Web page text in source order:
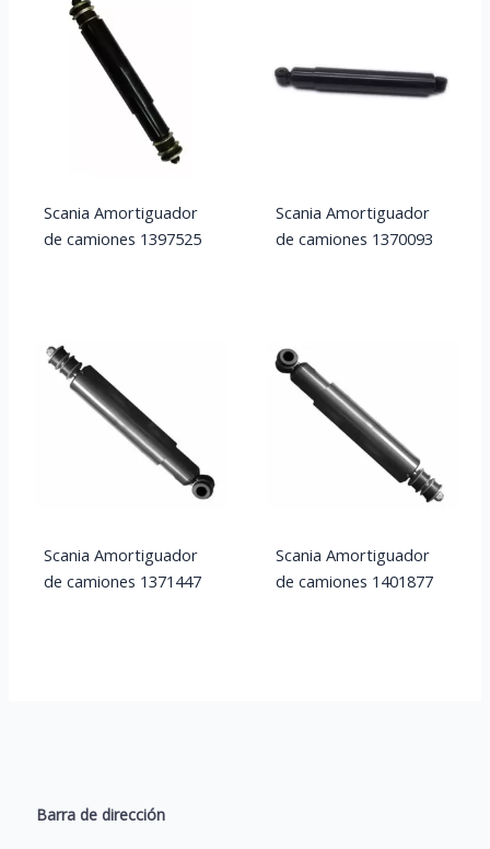
Barra de dirección
Scania Amortiguador
de camiones 1397525
Scania Amortiguador
de camiones 1370093
Scania Amortiguador
de camiones 1371447
Scania Amortiguador
de camiones 1401877